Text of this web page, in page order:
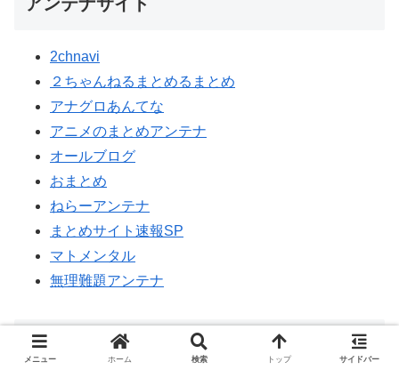
2chnavi
２ちゃんねるまとめるまとめ
アナグロあんてな
アニメのまとめアンテナ
オールブログ
おまとめ
ねらーアンテナ
まとめサイト速報SP
マトメンタル
無理難題アンテナ
リンク
メニュー ホーム 検索 トップ サイドバー